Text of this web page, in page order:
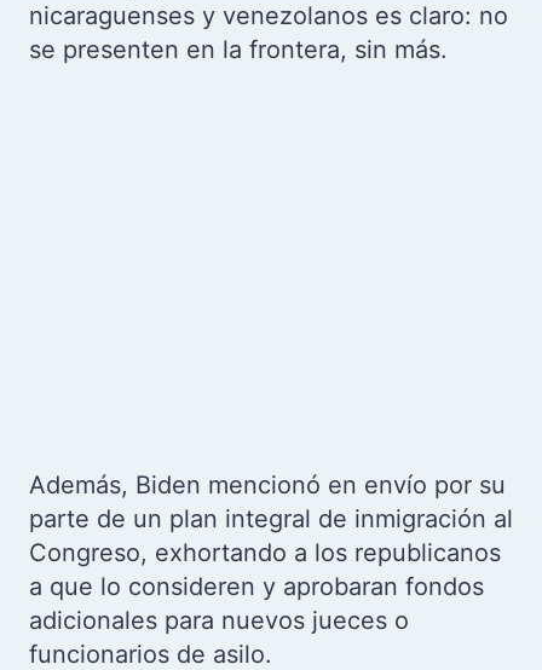
nicaraguenses y venezolanos es claro: no
se presenten en la frontera, sin más.
Además, Biden mencionó en envío por su
parte de un plan integral de inmigración al
Congreso, exhortando a los republicanos
a que lo consideren y aprobaran fondos
adicionales para nuevos jueces o
funcionarios de asilo.